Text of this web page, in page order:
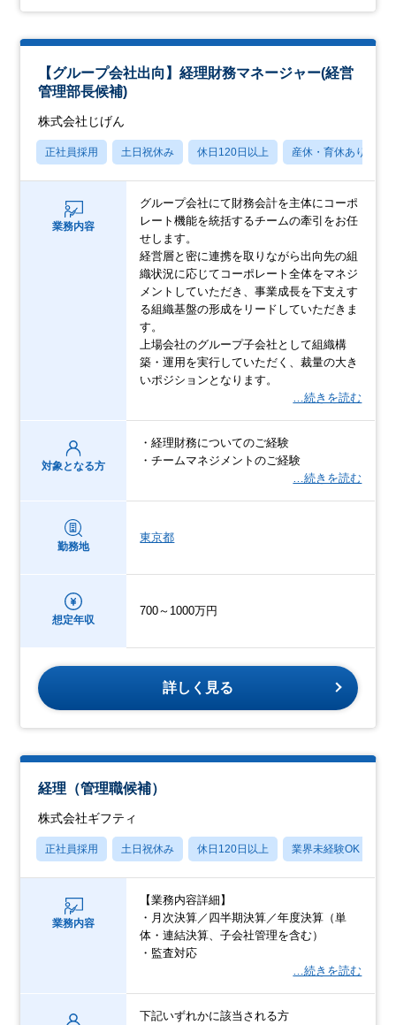
【グループ会社出向】経理財務マネージャー(経営
管理部長候補)
株式会社じげん
正社員採用 土日祝休み 休日120日以上 産休・育休あり
業務内容
グループ会社にて財務会計を主体にコーポ
レート機能を統括するチームの牽引をお任
せします。
経営層と密に連携を取りながら出向先の組
織状況に応じてコーポレート全体をマネジ
メントしていただき、事業成長を下支えす
る組織基盤の形成をリードしていただきま
す。
上場会社のグループ子会社として組織構
築・運用を実行していただく、裁量の大き
いポジションとなります。
…続きを読む
対象となる方
・経理財務についてのご経験
・チームマネジメントのご経験
…続きを読む
勤務地
東京都
想定年収
700～1000万円
詳しく見る
経理（管理職候補）
株式会社ギフティ
正社員採用 土日祝休み 休日120日以上 業界未経験OK
業務内容
【業務内容詳細】
・月次決算／四半期決算／年度決算（単
体・連結決算、子会社管理を含む）
・監査対応
…続きを読む
下記いずれかに該当される方